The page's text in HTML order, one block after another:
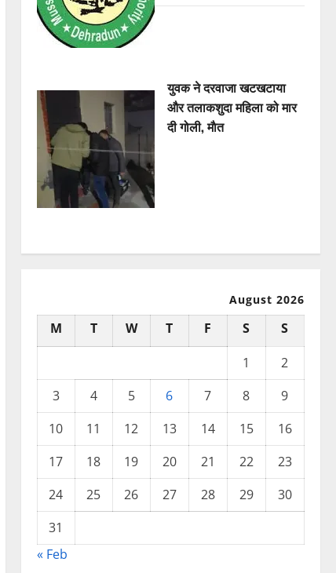
युवक ने दरवाजा खटखटाया
और तलाकशुदा महिला को मार
दी गोली, माैत
August 2026
M T W T F S
S
1
2
3
4 5 6 7 8
9
10
11 12 13 14 15
16
17
18 19 20 21 22
23
24
25 26 27 28 29
30
31
« Feb